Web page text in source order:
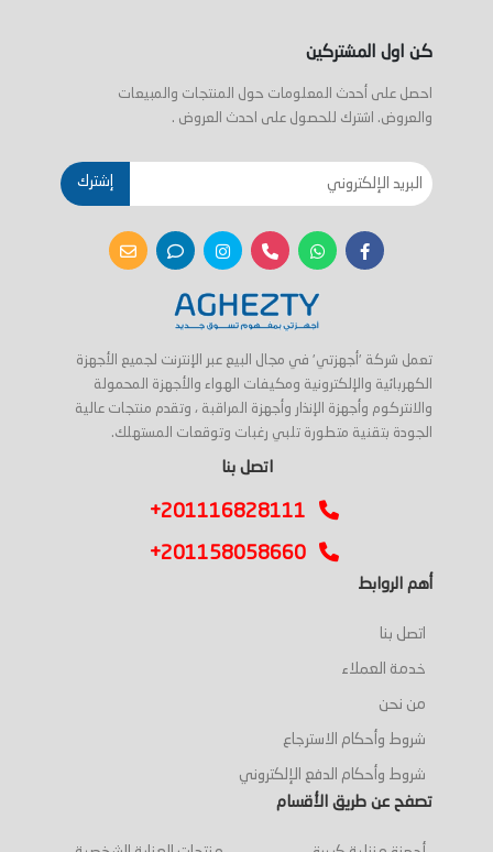
كن اول المشتركين
احصل على أحدث المعلومات حول المنتجات والمبيعات
والعروض. اشترك للحصول على احدث العروض .
إشترك
تعمل شركة 'أجهزتي' في مجال البيع عبر الإنترنت لجميع الأجهزة
الكهربائية والإلكترونية ومكيفات الهواء والأجهزة المحمولة
والانتركوم وأجهزة الإنذار وأجهزة المراقبة ، وتقدم منتجات عالية
الجودة بتقنية متطورة تلبي رغبات وتوقعات المستهلك.
اتصل بنا
+201116828111
+201158058660
أهم الروابط
اتصل بنا
خدمة العملاء
من نحن
شروط وأحكام الاسترجاع
شروط وأحكام الدفع الإلكتروني
تصفح عن طريق الأقسام